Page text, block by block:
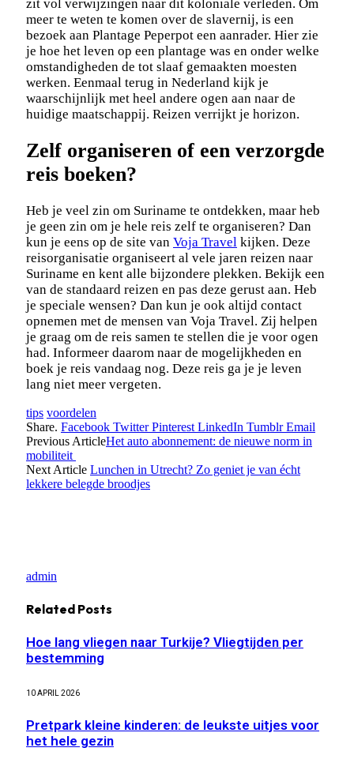
zit vol verwijzingen naar dit koloniale verleden. Om
meer te weten te komen over de slavernij, is een
bezoek aan Plantage Peperpot een aanrader. Hier zie
je hoe het leven op een plantage was en onder welke
omstandigheden de tot slaaf gemaakten moesten
werken. Eenmaal terug in Nederland kijk je
waarschijnlijk met heel andere ogen aan naar de
huidige maatschappij. Reizen verrijkt je horizon.
Zelf organiseren of een verzorgde
reis boeken?
Heb je veel zin om Suriname te ontdekken, maar heb
je geen zin om je hele reis zelf te organiseren? Dan
kun je eens op de site van Voja Travel kijken. Deze
reisorganisatie organiseert al vele jaren reizen naar
Suriname en kent alle bijzondere plekken. Bekijk een
van de standaard reizen en pas deze gerust aan. Heb
je speciale wensen? Dan kun je ook altijd contact
opnemen met de mensen van Voja Travel. Zij helpen
je graag om de reis samen te stellen die je voor ogen
had. Informeer daarom naar de mogelijkheden en
boek je reis vandaag nog. Deze reis ga je je leven
lang niet meer vergeten.
tips voordelen
Share. Facebook Twitter Pinterest LinkedIn Tumblr Email
Previous ArticleHet auto abonnement: de nieuwe norm in
mobiliteit
Next Article Lunchen in Utrecht? Zo geniet je van écht
lekkere belegde broodjes
admin
Related Posts
Hoe lang vliegen naar Turkije? Vliegtijden per
bestemming
10 APRIL 2026
Pretpark kleine kinderen: de leukste uitjes voor
het hele gezin